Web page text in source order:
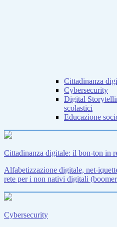
Cittadinanza
Cybersecurity
Digital
scolastici
Educazione
Cittadinanza digitale: il bon-ton in
Alfabetizzazione digitale, net-
rete per i non nativi digitali
Cybersecurity